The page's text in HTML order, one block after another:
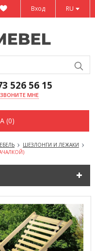
RU
Вход
526 56 15
МНЕ
(0)
ШЕЗЛОНГИ И ЛЕЖАКИ